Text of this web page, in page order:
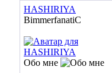
HASHIRIYA
BimmerfanatiC
Обо мне